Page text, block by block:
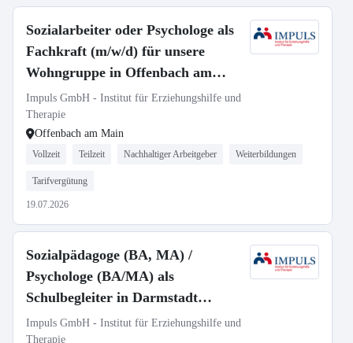
Sozialarbeiter oder Psychologe als
Fachkraft (m/w/d) für unsere
Wohngruppe in Offenbach am
Main gesucht (ohne Übernachtung)
Impuls GmbH - Institut für Erziehungshilfe und
Therapie
Offenbach am Main
Vollzeit Teilzeit Nachhaltiger Arbeitgeber Weiterbildungen
Tarifvergütung
19.07.2026
Sozialpädagoge (BA, MA) /
Psychologe (BA/MA) als
Schulbegleiter in Darmstadt
gesucht
Impuls GmbH - Institut für Erziehungshilfe und
Therapie